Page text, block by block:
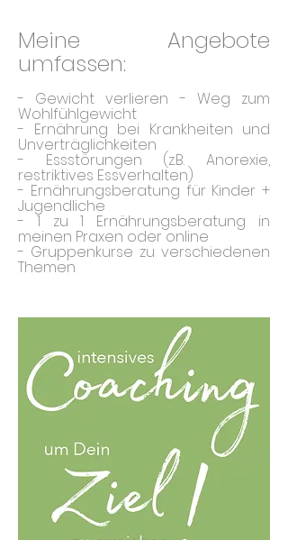
Meine Angebote
umfassen:
- Gewicht verlieren - Weg zum
Wohlfühlgewicht
- Ernährung bei Krankheiten und
Unverträglichkeiten
- Essstörungen (z.B. Anorexie,
restriktives Essverhalten)
- Ernährungsberatung für Kinder +
Jugendliche
- 1 zu 1 Ernährungsberatung in
meinen Praxen oder online
- Gruppenkurse zu verschiedenen
Themen